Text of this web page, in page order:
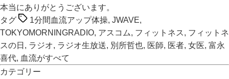
本当にありがとうございます。
タグ
1分間血流アップ体操, JWAVE,
TOKYOMORNINGRADIO, アスコム, フィットネス, フィットネ
スの日 , ラジオ, ラジオ生放送, 別所哲也, 医師, 医者, 女医, 富永
喜代, 血流がすべて
カテゴリー